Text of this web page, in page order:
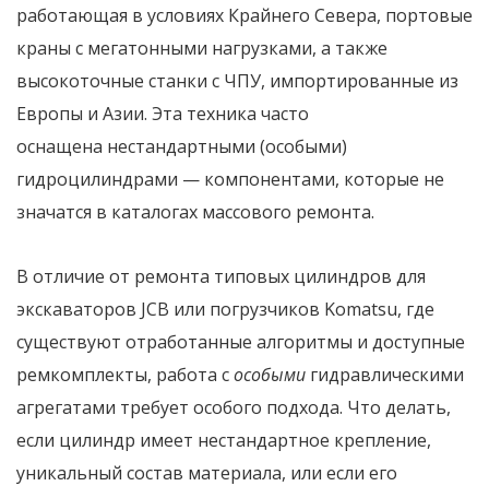
работающая в условиях Крайнего Севера, портовые
краны с мегатонными нагрузками, а также
высокоточные станки с ЧПУ, импортированные из
Европы и Азии. Эта техника часто
оснащена нестандартными (особыми)
гидроцилиндрами — компонентами, которые не
значатся в каталогах массового ремонта.
В отличие от ремонта типовых цилиндров для
экскаваторов JCB или погрузчиков Komatsu, где
существуют отработанные алгоритмы и доступные
ремкомплекты, работа сособыми гидравлическими
агрегатами требует особого подхода. Что делать,
если цилиндр имеет нестандартное крепление,
уникальный состав материала, или если его